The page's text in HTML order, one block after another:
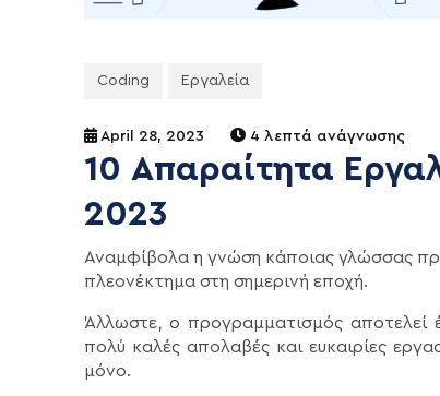
Coding Εργαλεία
April 28, 2023 4 λεπτά ανάγνωσης
10 Απαραίτητα
2023
Αναμφίβολα η γνώση κάποιας γλώσσας
πλεονέκτημα στη σημερινή εποχή.
Άλλωστε, ο προγραμματισμός
πολύ καλές απολαβές και ευκαιρίες
μόνο.